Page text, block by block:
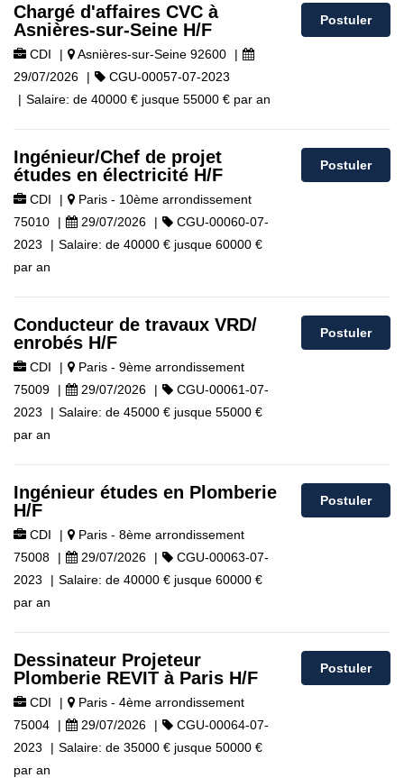
Chargé d'affaires CVC à
Asnières-sur-Seine H/F
CDI | Asnières-sur-Seine 92600
|
29/07/2026
|
CGU-00057-07-2023
| Salaire: de 40000 € jusque 55000 € par an
Postuler
Ingénieur/Chef de projet
études en électricité H/F
CDI |
Paris - 10ème arrondissement
75010
| 29/07/2026 |
CGU-00060-07-
2023
| Salaire: de 40000 € jusque 60000 €
par an
Postuler
Conducteur de travaux VRD/
enrobés H/F
CDI |
Paris - 9ème arrondissement
75009
| 29/07/2026 |
CGU-00061-07-
2023
| Salaire: de 45000 € jusque 55000 €
par an
Postuler
Ingénieur études en Plomberie
H/F
CDI |
Paris - 8ème arrondissement
75008
| 29/07/2026 |
CGU-00063-07-
2023
| Salaire: de 40000 € jusque 60000 €
par an
Postuler
Dessinateur Projeteur
Plomberie REVIT à Paris H/F
CDI |
Paris - 4ème arrondissement
75004
| 29/07/2026 |
CGU-00064-07-
2023
| Salaire: de 35000 € jusque 50000 €
par an
Postuler